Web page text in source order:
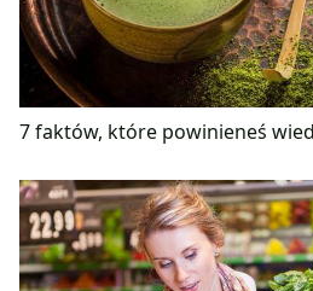
7 faktów, które powinieneś